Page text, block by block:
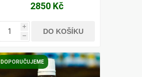
2850 Kč
i
h
DO KOŠÍKU
DOPORUČUJEME